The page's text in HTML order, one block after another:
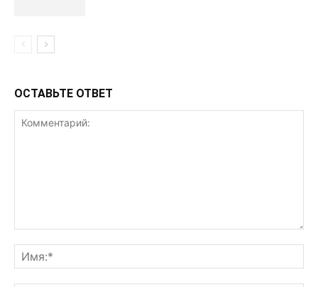
ОСТАВЬТЕ ОТВЕТ